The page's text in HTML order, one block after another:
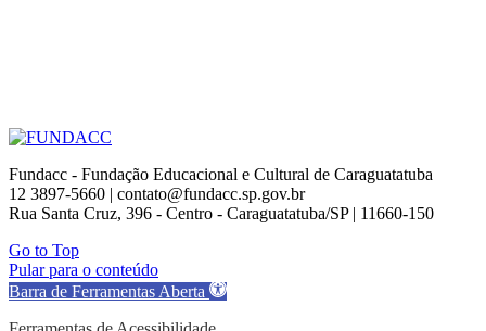
Fundacc - Fundação Educacional e Cultural de Caraguatatuba
12 3897-5660 | contato@fundacc.sp.gov.br
Rua Santa Cruz, 396 - Centro - Caraguatatuba/SP | 11660-150
Go to Top
Pular para o conteúdo
Barra de Ferramentas Aberta